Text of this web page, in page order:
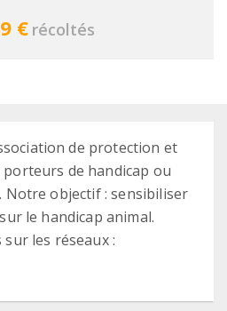
€ récoltés
de protection et
de handicap ou
Notre objectif : sensibiliser
le handicap animal.
les réseaux :